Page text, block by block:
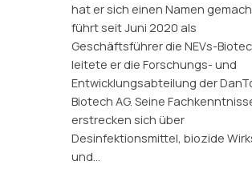
hat er sich einen Namen
führt seit Juni 2020 als
Geschäftsführer die NEVs-
leitete er die Forschungs- und
Entwicklungsabteilung der
Biotech AG. Seine
erstrecken sich über
Desinfektionsmittel, biozide
und…